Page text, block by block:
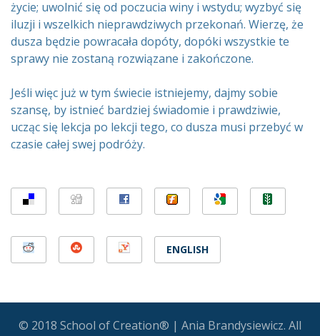
życie; uwolnić się od poczucia winy i wstydu; wyzbyć się
iluzji i wszelkich nieprawdziwych przekonań. Wierzę, że
dusza będzie powracała dopóty, dopóki wszystkie te
sprawy nie zostaną rozwiązane i zakończone.
Jeśli więc już w tym świecie istniejemy, dajmy sobie
szansę, by istnieć bardziej świadomie i prawdziwie,
ucząc się lekcja po lekcji tego, co dusza musi przebyć w
czasie całej swej podróży.
ENGLISH
© 2018 School of Creation® | Ania Brandysiewicz. All